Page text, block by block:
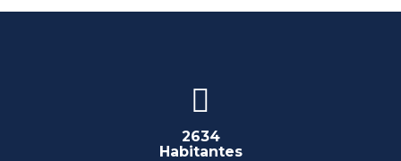
2634
Habitantes